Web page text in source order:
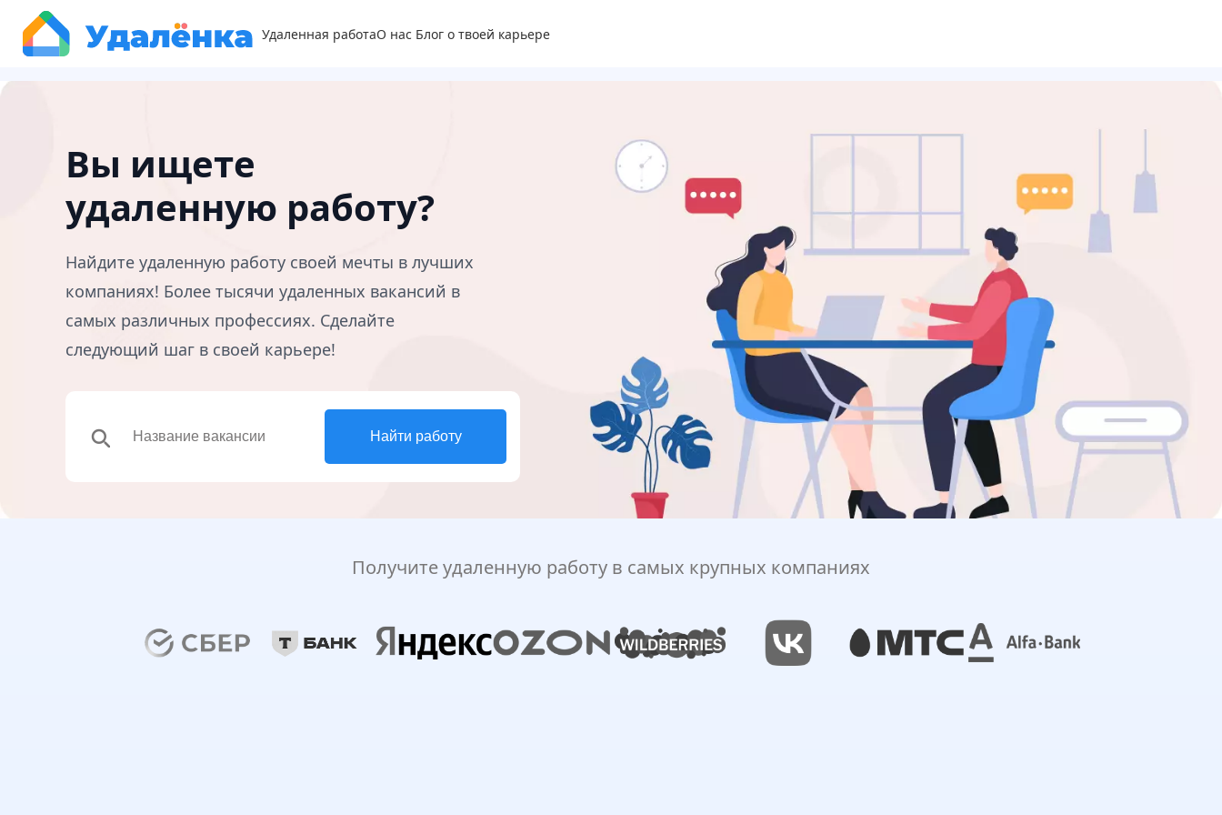
Удаленная работаО нас Блог о твоей карьере
Вы ищете
удаленную работу?
Найдите удаленную работу своей мечты в лучших
компаниях! Более тысячи удаленных вакансий в
самых различных профессиях. Сделайте
следующий шаг в своей карьере!
search Найти работу
Получите удаленную работу в самых крупных компаниях